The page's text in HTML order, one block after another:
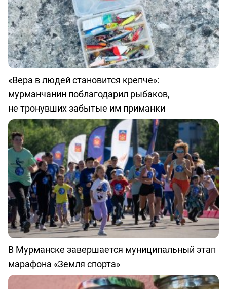
«Вера в людей становится крепче»:
мурманчанин поблагодарил рыбаков,
не тронувших забытые им приманки
В Мурманске завершается муниципальный этап
марафона «Земля спорта»